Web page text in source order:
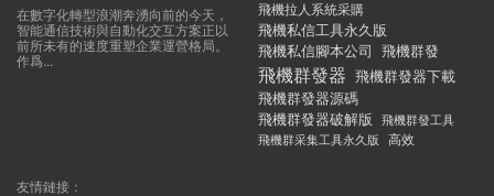
在數字化轉型浪潮奔湧向前的今天，
智能通信技術與自動化交互方案正以
前所未有的速度重塑企業運營格局。
作爲...
飛機拉人系統采購
飛機私信工具永久版
飛機私信腳本公司
飛機群發
飛機群發器 飛機群發器下載
飛機群發器源碼
飛機群發器破解版
飛機群發工具
飛機群采集工具永久版
高效
友情鏈接：